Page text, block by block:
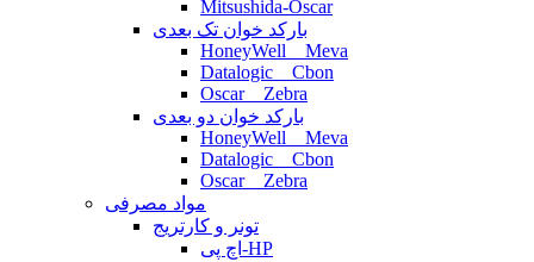
Mitsushida-Oscar
بارکد خوان تک بعدی
HoneyWell _ Meva
Datalogic _ Cbon
Oscar _ Zebra
بارکد خوان دو بعدی
HoneyWell _ Meva
Datalogic _ Cbon
Oscar _ Zebra
مواد مصرفی
تونر و کارتریج
اچ پی-HP